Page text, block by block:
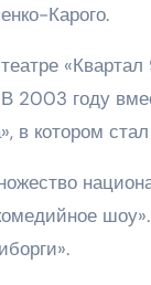
Карого.
«Квартал
году
в котором
шоу».